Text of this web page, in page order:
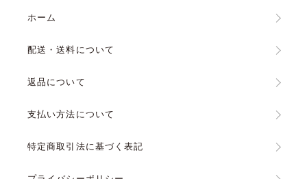
ホーム
配送・送料について
返品について
支払い方法について
特定商取引法に基づく表記